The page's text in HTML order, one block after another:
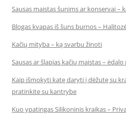
Sausas maistas šunims ar konservai –
Blogas kvapas iš šuns burnos –
Kačių mityba – ką svarbu žinoti
Sausas ar šlapias kačių maistas –
Kaip išmokyti katę daryti į dėžutę su
pratinkite su kantrybe
Kuo ypatingas Silikoninis kraikas –